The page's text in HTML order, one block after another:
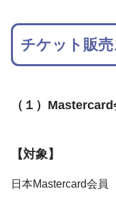
チケット販
（１）
【対象】
日本Mastercard会員